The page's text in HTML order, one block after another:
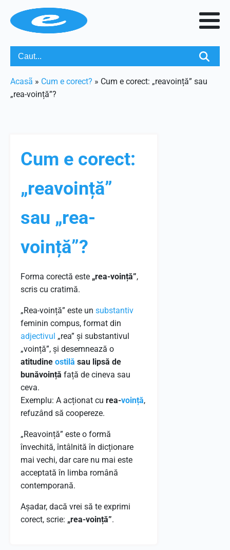
Acasã » Cum e corect? » Cum e corect: „reavoință” sau
„rea-voință”?
Cum e corect:
„reavoință”
sau „rea-
voință”?
Forma corectă este „rea-voință”,
scris cu cratimă.
„Rea-voință” este un substantiv
feminin compus, format din
adjectivul „rea” și substantivul
„voință”, și desemnează o
atitudine ostilă sau lipsă de
bunăvoință față de cineva sau
ceva.
Exemplu: A acționat cu rea-voință,
refuzând să coopereze.
„Reavoință” este o formă
învechită, întâlnită în dicționare
mai vechi, dar care nu mai este
acceptată în limba română
contemporană.
Așadar, dacă vrei să te exprimi
corect, scrie: „rea-voință”.